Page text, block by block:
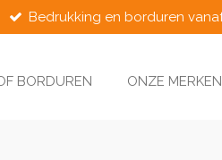
Bedrukking en borduren
BORDUREN ONZE MERKEN